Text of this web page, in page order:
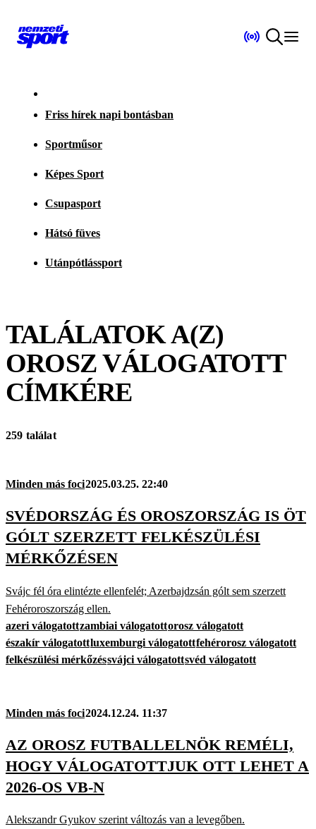
Friss hírek napi bontásban
Sportműsor
Képes Sport
Csupasport
Hátsó füves
Utánpótlássport
TALÁLATOK A(Z)
OROSZ VÁLOGATOTT
CÍMKÉRE
259 találat
Minden más foci2025.03.25. 22:40
SVÉDORSZÁG ÉS OROSZORSZÁG IS ÖT
GÓLT SZERZETT FELKÉSZÜLÉSI
MÉRKŐZÉSEN
Svájc fél óra elintézte ellenfelét; Azerbajdzsán gólt sem szerzett
Fehéroroszország ellen.
azeri válogatottzambiai válogatottorosz válogatott
északír válogatottluxemburgi válogatottfehérorosz válogatott
felkészülési mérkőzéssvájci válogatottsvéd válogatott
Minden más foci2024.12.24. 11:37
AZ OROSZ FUTBALLELNÖK REMÉLI,
HOGY VÁLOGATOTTJUK OTT LEHET A
2026-OS VB-N
Alekszandr Gyukov szerint változás van a levegőben.